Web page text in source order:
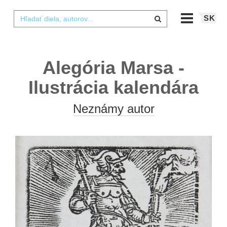
SK
Alegória Marsa -
Ilustrácia kalendára
Neznámy autor